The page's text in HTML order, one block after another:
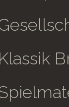
Klassik